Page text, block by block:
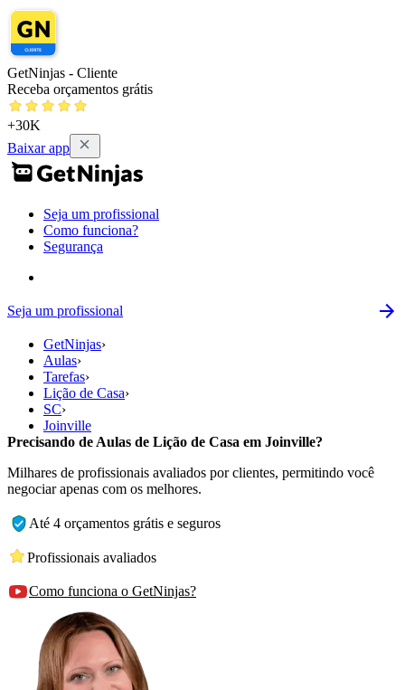
GetNinjas - Cliente
Receba orçamentos grátis
+30K
Baixar app
Seja um profissional
Como funciona?
Segurança
Seja um profissional
GetNinjas›
Aulas›
Tarefas›
Lição de Casa›
SC›
Joinville
Precisando de Aulas de Lição de Casa em Joinville?
Milhares de profissionais avaliados por clientes, permitindo você
negociar apenas com os melhores.
Até 4 orçamentos grátis e seguros
Profissionais avaliados
Como funciona o GetNinjas?